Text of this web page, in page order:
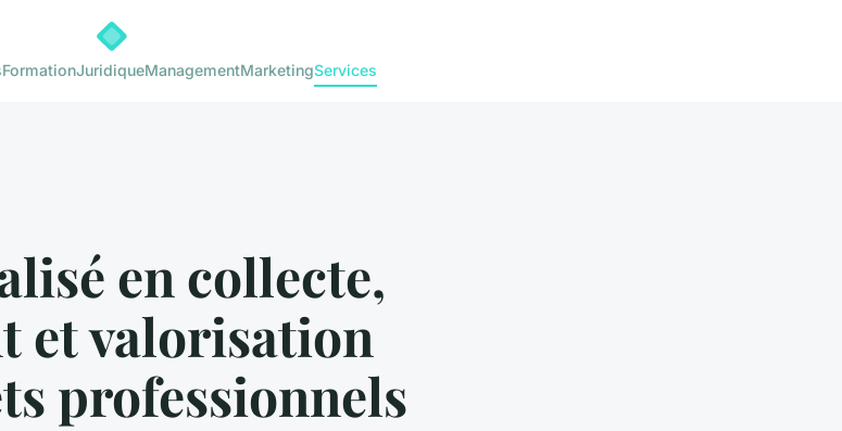
FormationJuridiqueManagementMarketingServices
en collecte,
et valorisation
professionnels